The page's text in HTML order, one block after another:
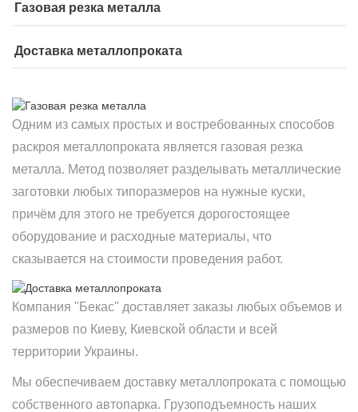
Газовая резка металла
Доставка металлопроката
Одним из самых простых и востребованных способов
раскроя металлопроката является газовая резка
металла. Метод позволяет разделывать металлические
заготовки любых типоразмеров на нужные куски,
причём для этого не требуется дорогостоящее
оборудование и расходные материалы, что
сказывается на стоимости проведения работ.
Компания "Бекас" доставляет заказы любых объемов и
размеров по Киеву, Киевской области и всей
территории Украины.
Мы обеспечиваем доставку металлопроката с помощью
собственного автопарка. Грузоподъемность наших